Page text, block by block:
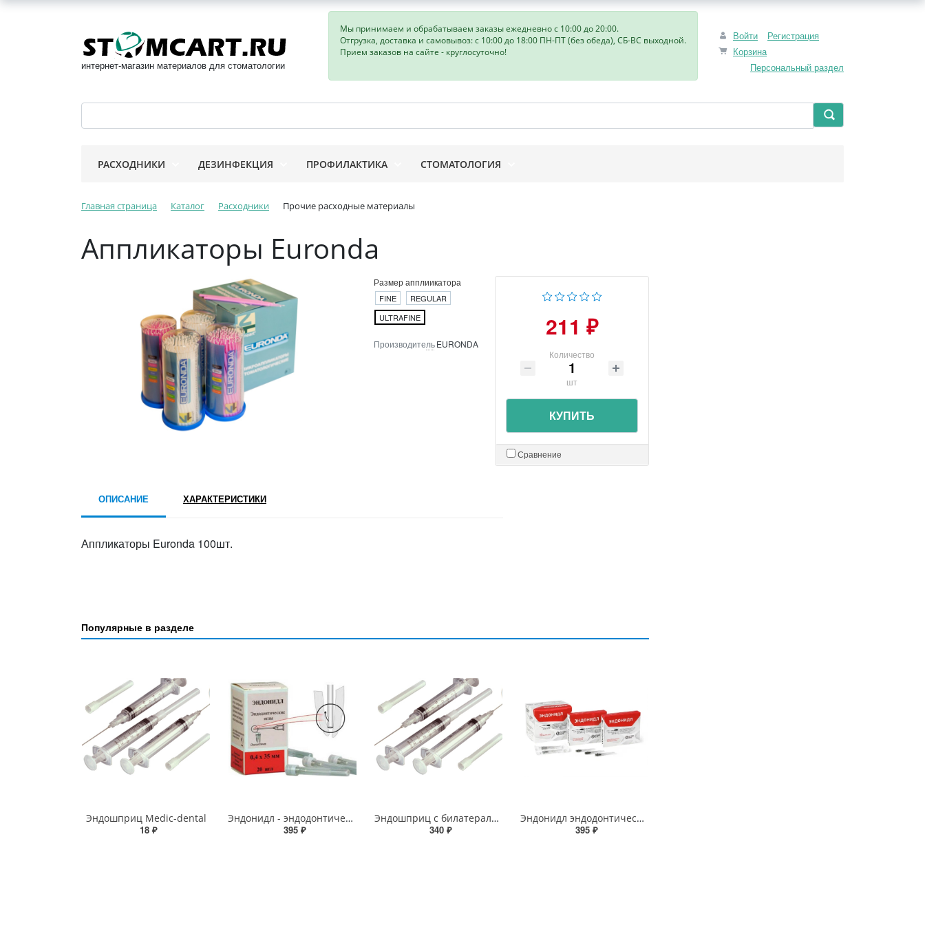
интернет-магазин материалов для стоматологии
Войти
Регистрация
Корзина
Персональный раздел
Мы принимаем и обрабатываем заказы ежедневно с 10:00 до 20:00.
Отгрузка, доставка и самовывоз: с 10:00 до 18:00 ПН-ПТ (без обеда), СБ-ВС выходной.
Прием заказов на сайте - круглосуточно!
РАСХОДНИКИ ДЕЗИНФЕКЦИЯ ПРОФИЛАКТИКА СТОМАТОЛОГИЯ
Главная страница Каталог Расходники Прочие расходные материалы
Аппликаторы Euronda
Размер апплиикатора
FINE
REGULAR
ULTRAFINE
Производитель EURONDA
211 ₽
Количество
шт
КУПИТЬ
Сравнение
ОПИСАНИЕ ХАРАКТЕРИСТИКИ
Аппликаторы Euronda 100шт.
Популярные в разделе
Эндошприц Medic-dental
18 ₽
Эндонидл - эндодонтические иглы 0, 4х35мм
395 ₽
Эндошприц с билатеральной иглой
340 ₽
Эндонидл эндодонтические иглы 0, 35x25mm (28Gx1»)
395 ₽